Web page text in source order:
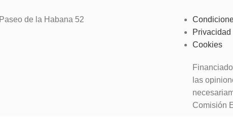
de la Habana 52
Privacidad
Cookies
las
Comisión